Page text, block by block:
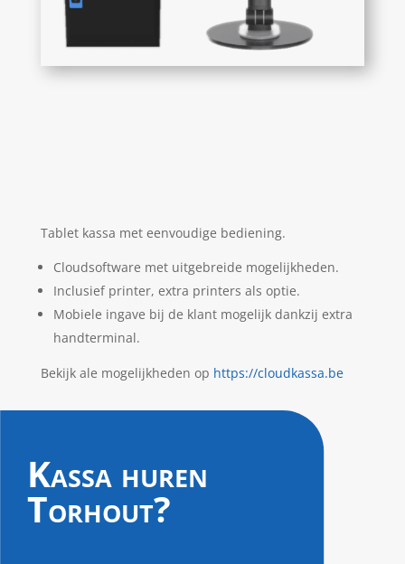
Tablet kassa met eenvoudige bediening.
Cloudsoftware met uitgebreide mogelijkheden.
Inclusief printer, extra printers als optie.
Mobiele ingave bij de klant mogelijk dankzij extra
handterminal.
Bekijk ale mogelijkheden op https://cloudkassa.be
Kassa huren
Torhout?